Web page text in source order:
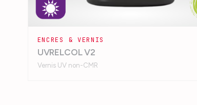
ENCRES & VERNIS
UVRELCOL V2
Vernis UV non-CMR